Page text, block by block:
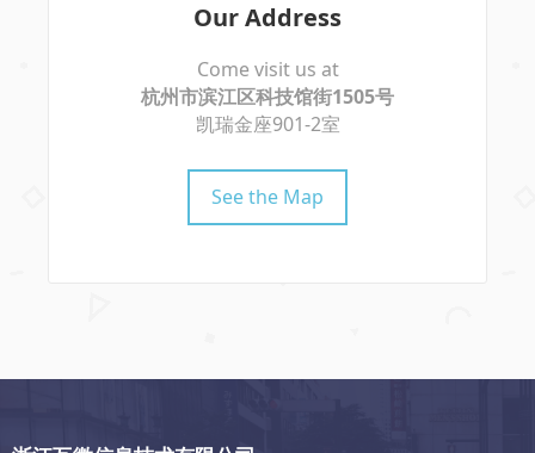
Our Address
Come visit us at
杭州市滨江区科技馆街1505号
凯瑞金座901-2室
See the Map